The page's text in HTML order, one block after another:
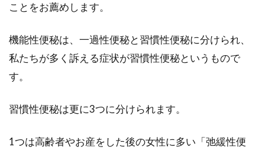
食生活改善でニキビ0に！ホルモン
バランスを安定させるコツ
ぎ？」と考えがち...
ことをお薦めします。
機能性便秘は、一過性便秘と習慣性便秘に分けられ、
私たちが多く訴える症状が習慣性便秘というもので
す。
習慣性便秘は更に3つに分けられます。
1つは高齢者やお産をした後の女性に多い「弛緩性便